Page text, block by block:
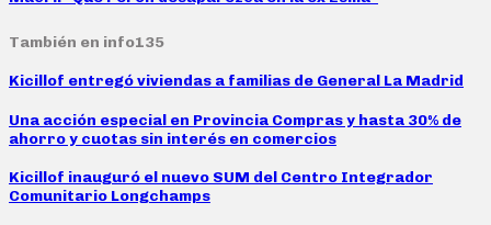
También en info135
Kicillof entregó viviendas a familias de General La Madrid
Una acción especial en Provincia Compras y hasta 30% de
ahorro y cuotas sin interés en comercios
Kicillof inauguró el nuevo SUM del Centro Integrador
Comunitario Longchamps